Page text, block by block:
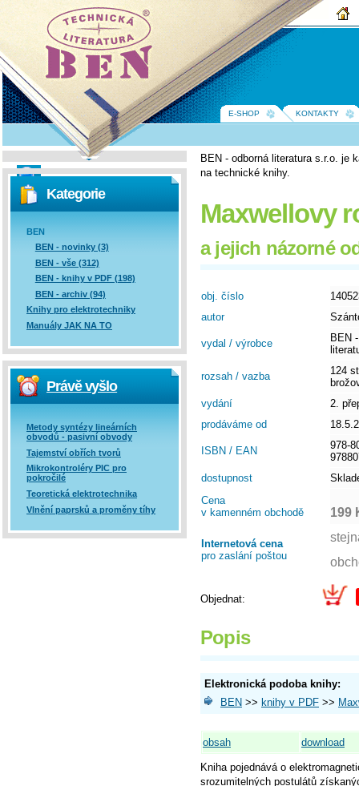
BEN -
technická
literatura
BEN - odborná literatura s.r.o. je
na technické knihy.
Maxwellovy
a jejich názorné
obj. číslo
autor
vydal / výrobce
BEN
rozsah / vazba
124
vydání
2.
prodáváme od
ISBN / EAN
978-
dostupnost
Cena
v kamenném obchodě
199
Internetová cena
pro zaslání poštou
Objednat:
Popis
Elektronická podoba knihy:
BEN >> knihy v PDF >>
obsah download
Kniha pojednává o
srozumitelných postulátů
Vyhledávání
Kategorie
BEN
BEN - novinky (3)
BEN - vše (312)
BEN - knihy v PDF (198)
BEN - archiv (94)
Knihy pro elektrotechniky
Manuály JAK NA TO
Právě vyšlo
Metody syntézy lineárních
obvodů - pasivní obvody
Tajemství obřích tvorů
Mikrokontroléry PIC pro
pokročilé
Teoretická elektrotechnika
Vlnění paprsků a proměny tíhy
E-SHOP KONTAKTY